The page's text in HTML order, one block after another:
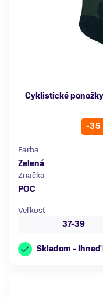
Cyklistické
-35
Farba
Zelená
Značka
POC
Veľkosť
37-39
Skladom - Ihneď